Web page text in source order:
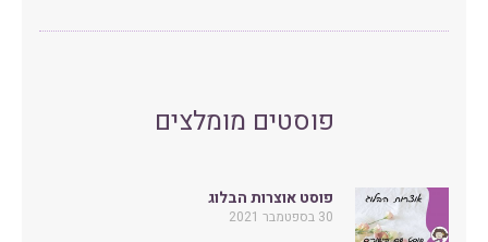
פוסטים מומלצים
פוסט אוצרות הבלוג
30 בספטמבר 2021